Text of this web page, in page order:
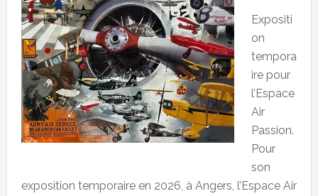
Expositi
on
tempora
ire pour
l’Espace
Air
Passion.
Pour
son
exposition temporaire en 2026, à Angers, l’Espace Air